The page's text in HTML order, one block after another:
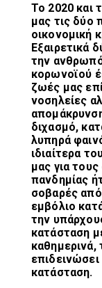
To 2020 και
μας τις δύο
οικονομική
Εξαιρετικά
την
κορωνοϊού
ζωές μας
νοσηλείες
διχασμό,
λυπηρά
ιδιαίτερα
μας για
πανδημίας
σοβαρές
εμβόλιο
την
κατάσταση
κατάσταση.